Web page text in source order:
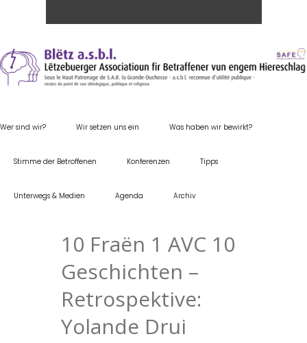
Wer sind wir? Wir setzen uns ein Was haben wir bewirkt?
Stimme der Betroffenen Konferenzen Tipps
Unterwegs & Medien Agenda Archiv
10 Fraën 1 AVC 10
Geschichten –
Retrospektive:
Yolande Drui